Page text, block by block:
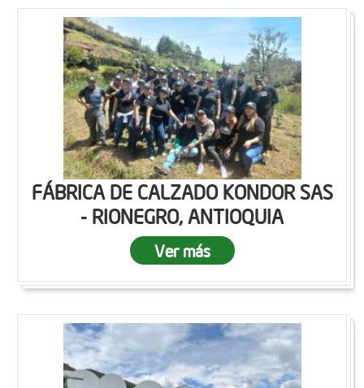
FÁBRICA DE CALZADO KONDOR SAS
- RIONEGRO, ANTIOQUIA
Ver más